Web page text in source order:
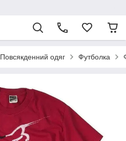
Повсякденний одяг Футболка